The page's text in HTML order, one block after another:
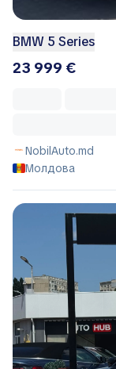
BMW 5 Series
23 999 €
NobilAuto.md
Молдова